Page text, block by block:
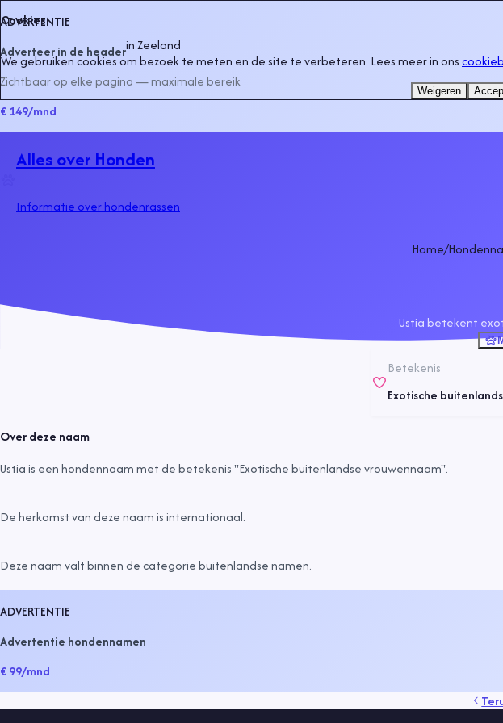
ADVERTENTIE
Adverteer in de headerinZeeland
Zichtbaar op elke pagina — maximale bereik
€ 149/mnd
Alles over Honden
Informatie over hondenrassen
Home/
Ustia betekent
Betekenis
Exotische
Over deze naam
Ustia is een hondennaam met de betekenis "Exotische buitenlandse vrouwennaam".
De herkomst van deze naam isinternationaal.
Deze naam valt binnen de categoriebuitenlandse namen.
ADVERTENTIE
Advertentie hondennamen
€ 99/mnd
Cookies
We gebruiken cookies om bezoek te meten en de site te verbeteren. Lees meer in ons
Weigeren